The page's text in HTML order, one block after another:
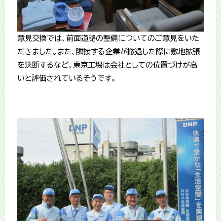
意見交換では、前面道路の整備についてのご意見をいた
だきました。また、隣接する企業が撤退した際に敷地拡張
を決断するなど、東京工場は会社としての位置づけが高
いと評価されているそうです。